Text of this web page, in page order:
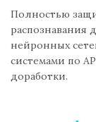
Полностью
распознавания
нейронных
системами по
доработки.